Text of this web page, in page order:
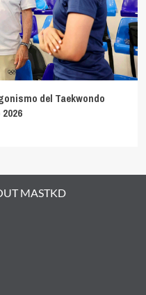
del Taekwondo
MASTKD